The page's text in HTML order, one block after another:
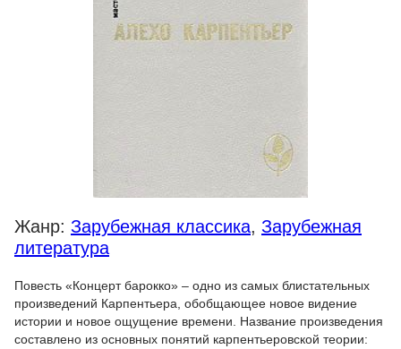
Жанр: Зарубежная классика, Зарубежная
литература
Повесть «Концерт барокко» – одно из самых блистательных
произведений Карпентьера, обобщающее новое видение
истории и новое ощущение времени. Название произведения
составлено из основных понятий карпентьеровской теории: